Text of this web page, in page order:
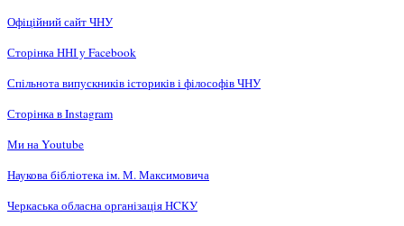
Офіційний сайт ЧНУ
Сторінка ННІ у Facebook
Спільнота випускників істориків і філософів ЧНУ
Сторінка в Instagram
Ми на Youtube
Наукова бібліотека ім. М. Максимовича
Черкаська обласна організація НCКУ